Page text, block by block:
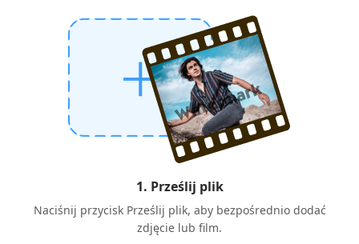
1. Prześlij plik
Naciśnij przycisk Prześlij plik, aby bezpośrednio dodać
zdjęcie lub film.